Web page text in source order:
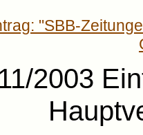
"SBB-
2003